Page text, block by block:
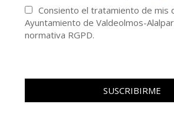
Consiento el tratamiento de mis
Ayuntamiento de Valdeolmos-
normativa RGPD.